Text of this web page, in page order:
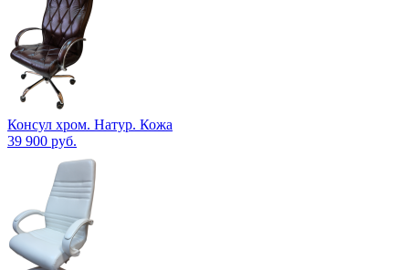
Консул хром. Натур. Кожа
39 900 руб.